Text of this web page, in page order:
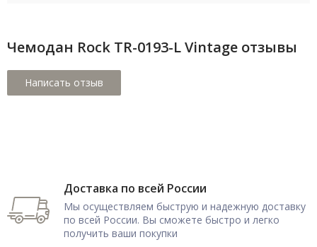
Чемодан Rock TR-0193-L Vintage отзывы
Доставка по всей России
Мы осуществляем быструю и надежную доставку
по всей России. Вы сможете быстро и легко
получить ваши покупки